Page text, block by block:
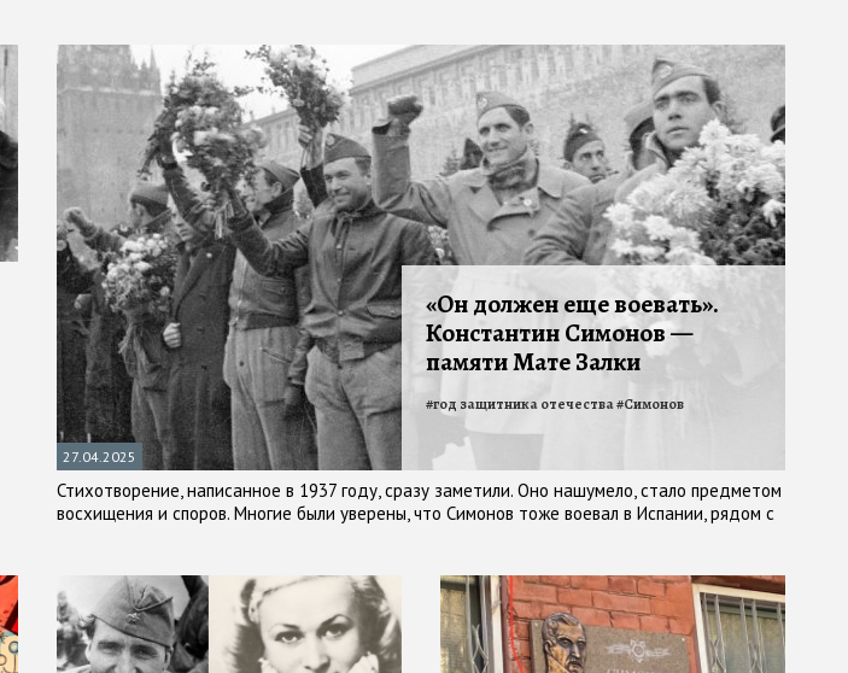
27.04.2025
«Он должен еще воевать».
Константин Симонов —
памяти Мате Залки
Стихотворение, написанное в 1937 году, сразу заметили. Оно нашумело, стало предметом
восхищения и споров. Многие были уверены, что Симонов тоже воевал в Испании, рядом с
#год защитника отечества#Симонов